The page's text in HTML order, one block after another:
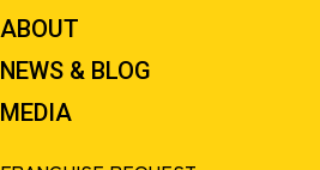
ABOUT
NEWS & BLOG
MEDIA